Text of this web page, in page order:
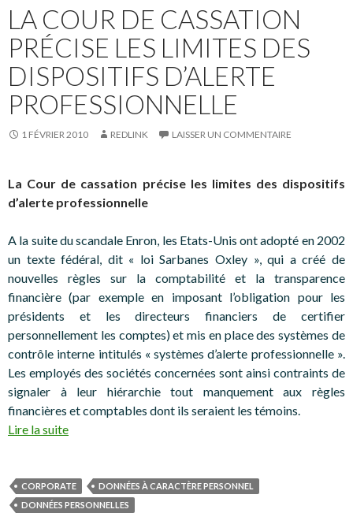
LA COUR DE CASSATION
PRÉCISE LES LIMITES DES
DISPOSITIFS D’ALERTE
PROFESSIONNELLE
1 FÉVRIER 2010 REDLINK LAISSER UN COMMENTAIRE
La Cour de cassation précise les limites des dispositifs
d’alerte professionnelle
A la suite du scandale Enron, les Etats-Unis ont adopté en 2002
un texte fédéral, dit « loi Sarbanes Oxley », qui a créé de
nouvelles règles sur la comptabilité et la transparence
financière (par exemple en imposant l’obligation pour les
présidents et les directeurs financiers de certifier
personnellement les comptes) et mis en place des systèmes de
contrôle interne intitulés « systèmes d’alerte professionnelle ».
Les employés des sociétés concernées sont ainsi contraints de
signaler à leur hiérarchie tout manquement aux règles
financières et comptables dont ils seraient les témoins.
Lire la suite
CORPORATE
DONNÉES À CARACTÈRE PERSONNEL
DONNÉES PERSONNELLES